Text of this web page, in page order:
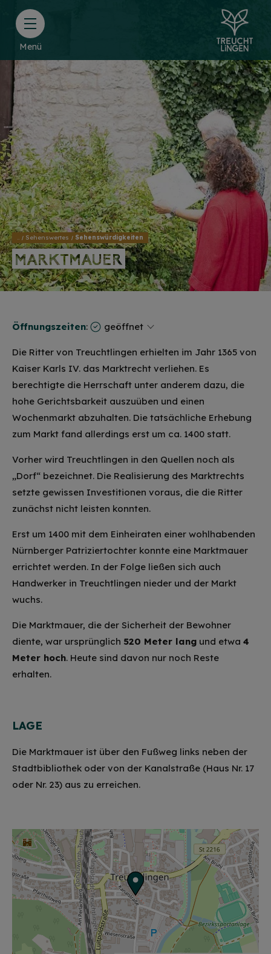
Menü
.. Sehenswertes Sehenswürdigkeiten
MARKTMAUER
MARKTMAUER
Öffnungszeiten: geöffnet
Die Ritter von Treuchtlingen erhielten im Jahr 1365 von
Kaiser Karls IV. das Marktrecht verliehen. Es
berechtigte die Herrschaft unter anderem dazu, die
hohe Gerichtsbarkeit auszuüben und einen
Wochenmarkt abzuhalten. Die tatsächliche Erhebung
zum Markt fand allerdings erst um ca. 1400 statt.
Vorher wird Treuchtlingen in den Quellen noch als
„Dorf“ bezeichnet. Die Realisierung des Marktrechts
setzte gewissen Investitionen voraus, die die Ritter
zunächst nicht leisten konnten.
Erst um 1400 mit dem Einheiraten einer wohlhabenden
Nürnberger Patriziertochter konnte eine Marktmauer
errichtet werden. In der Folge ließen sich auch
Handwerker in Treuchtlingen nieder und der Markt
wuchs.
Die Marktmauer, die der Sicherheit der Bewohner
diente, war ursprünglich 520 Meter lang und etwa 4
Meter hoch. Heute sind davon nur noch Reste
erhalten.
LAGE
Die Marktmauer ist über den Fußweg links neben der
Stadtbibliothek oder von der Kanalstraße (Haus Nr. 17
oder Nr. 23) aus zu erreichen.